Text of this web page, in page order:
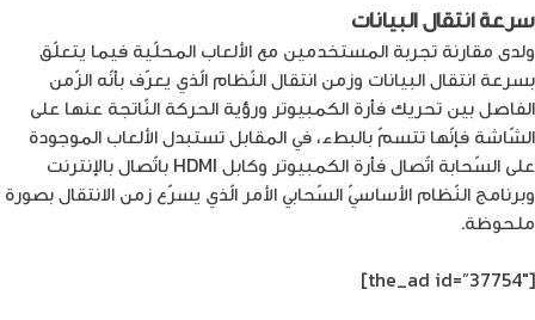
سرعة انتقال البيانات
ولدى مقارنة تجربة المستخدمين مع الألعاب المحلّية فيما يتعلّق
بسرعة انتقال البيانات وزمن انتقال النّظام الّذي يعرّف بأنّه الزّمن
الفاصل بين تحريك فأرة الكمبيوتر ورؤية الحركة النّاتجة عنها على
الشّاشة فإنّها تتسمّ بالبطء، في المقابل تستبدل الألعاب الموجودة
على السّحابة اتّصال فأرة الكمبيوتر وكابل HDMI باتّصال بالإنترنت
وبرنامج النّظام الأساسيّ السّحابي الأمر الّذي يسرّع زمن الانتقال بصورة
ملحوظة.
[the_ad id=”37754″]